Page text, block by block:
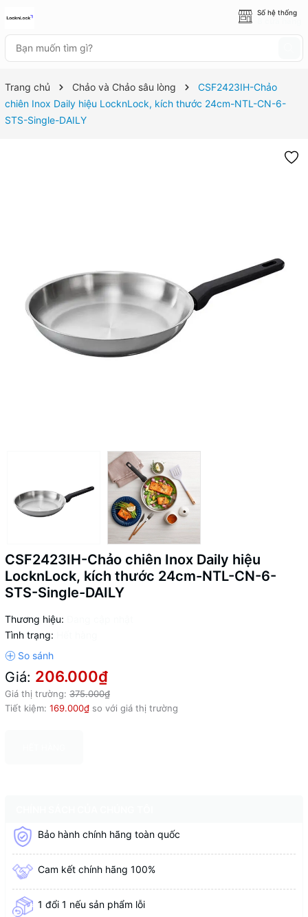
Số hệ thống
Trang chủ Chảo và Chảo sâu lòng
CSF2423IH-Chảo
chiên Inox Daily hiệu LocknLock, kích thước 24cm-NTL-CN-6-
STS-Single-DAILY
CSF2423IH-Chảo chiên Inox Daily hiệu
LocknLock, kích thước 24cm-NTL-CN-6-
STS-Single-DAILY
Thương hiệu:
Tình trạng:
Giá: 206.000₫
Giá thị trường: 375.000₫
Tiết kiệm: 169.000₫ so với giá thị trường
Bảo hành chính hãng toàn quốc
Cam kết chính hãng 100%
1 đổi 1 nếu sản phẩm lỗi